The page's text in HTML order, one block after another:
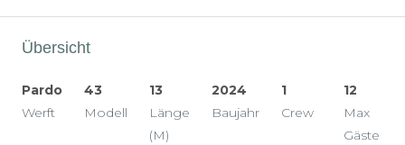
Übersicht
Pardo
Werft
43
Modell
13
Länge
(M)
2024
Baujahr
1
Crew
12
Max
Gäste